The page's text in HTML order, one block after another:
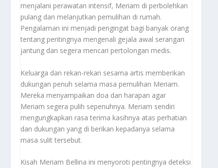
menjalani perawatan intensif, Meriam di perbolehkan
pulang dan melanjutkan pemulihan di rumah.
Pengalaman ini menjadi pengingat bagi banyak orang
tentang pentingnya mengenali gejala awal serangan
jantung dan segera mencari pertolongan medis.
Keluarga dan rekan-rekan sesama artis memberikan
dukungan penuh selama masa pemulihan Meriam.
Mereka menyampaikan doa dan harapan agar
Meriam segera pulih sepenuhnya. Meriam sendiri
mengungkapkan rasa terima kasihnya atas perhatian
dan dukungan yang di berikan kepadanya selama
masa sulit tersebut.
Kisah Meriam Bellina ini menyoroti pentingnya deteksi